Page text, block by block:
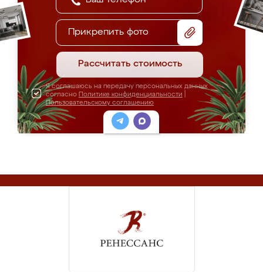
Прикрепить фото
Рассчитать стоимость
Я соглашаюсь на передачу персональных данных
согласно Политике конфиденциальности
Пользовательскому соглашению